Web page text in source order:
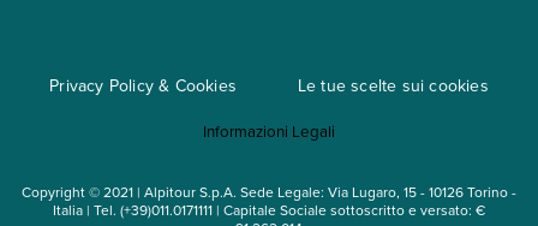
Mappa del sito
Privacy Policy & Cookies Le tue scelte sui cookies
Informazioni Legali
Copyright © 2021 | Alpitour S.p.A. Sede Legale: Via Lugaro, 15 - 10126 Torino -
Italia | Tel. (+39)011.0171111 | Capitale Sociale sottoscritto e versato: €